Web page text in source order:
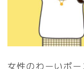
女性のわーいポー